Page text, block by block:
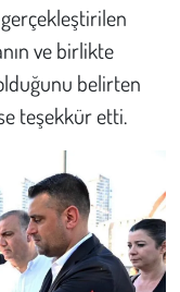
ve birlikte
belirten
teşekkür etti.